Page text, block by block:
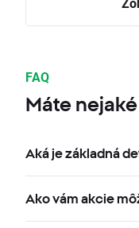
FAQ
Máte
Aká je základná
Ako vám akcie